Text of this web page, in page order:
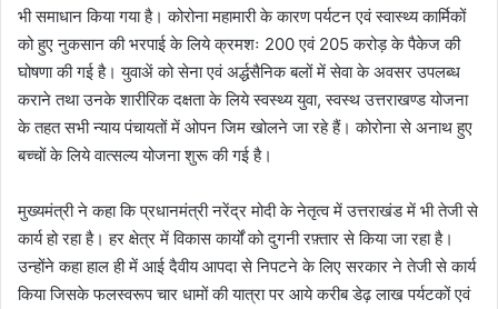
भी समाधान किया गया है। कोरोना महामारी के कारण पर्यटन एवं स्वास्थ्य कार्मिकों
को हुए नुकसान की भरपाई के लिये क्रमशः 200 एवं 205 करोड़ के पैकेज की
घोषणा की गई है। युवाअें को सेना एवं अर्द्धसैनिक बलों में सेवा के अवसर उपलब्ध
कराने तथा उनके शारीरिक दक्षता के लिये स्वस्थ्य युवा, स्वस्थ उत्तराखण्ड योजना
के तहत सभी न्याय पंचायतों में ओपन जिम खोलने जा रहे हैं। कोरोना से अनाथ हुए
बच्चों के लिये वात्सल्य योजना शुरू की गई है।
मुख्यमंत्री ने कहा कि प्रधानमंत्री नरेंद्र मोदी के नेतृत्व में उत्तराखंड में भी तेजी से
कार्य हो रहा है। हर क्षेत्र में विकास कार्यों को दुगनी रफ़्तार से किया जा रहा है।
उन्होंने कहा हाल ही में आई दैवीय आपदा से निपटने के लिए सरकार ने तेजी से कार्य
किया जिसके फलस्वरूप चार धामों की यात्रा पर आये करीब डेढ़ लाख पर्यटकों एवं